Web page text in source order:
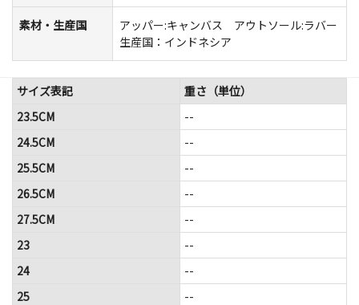
素材・生産国
アッパー:キャンバス アウトソール:ラバー
生産国：インドネシア
サイズ表記
重さ（単位）
23.5CM
--
24.5CM
--
25.5CM
--
26.5CM
--
27.5CM
--
23
--
24
--
25
--